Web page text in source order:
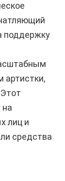
поддержку
артистки,
на
лиц и
средства